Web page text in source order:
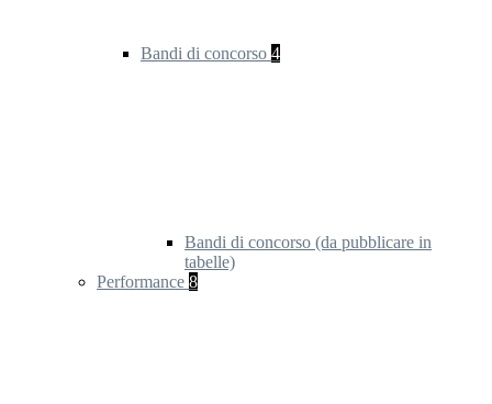
Bandi di concorso 4
Bandi di concorso (da pubblicare in
tabelle)
Performance 8